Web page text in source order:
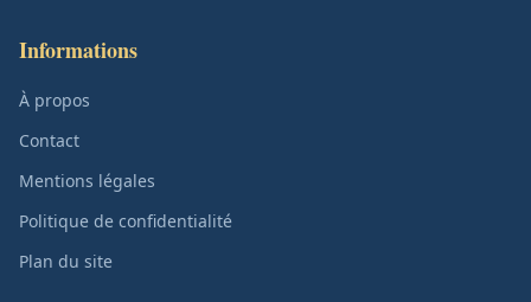
Informations
À propos
Contact
Mentions légales
Politique de confidentialité
Plan du site